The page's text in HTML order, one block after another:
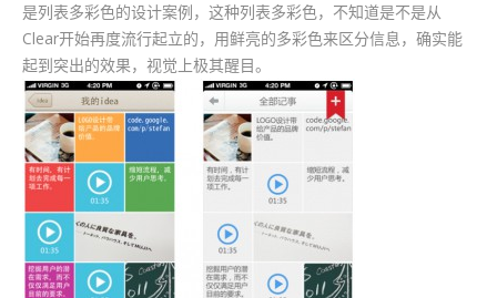
是列表多彩色的设计案例，这种列表多彩色，不知道是不是从
Clear开始再度流行起立的，用鲜亮的多彩色来区分信息，确实能
起到突出的效果，视觉上极其醒目。